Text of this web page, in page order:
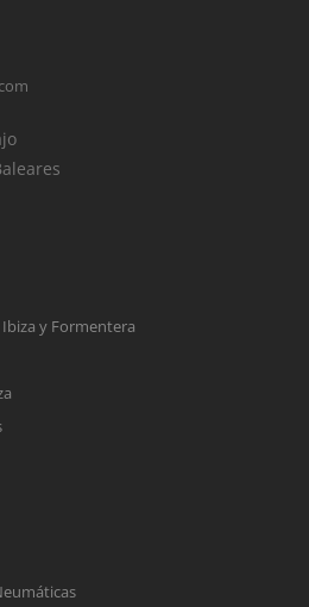
y Formentera